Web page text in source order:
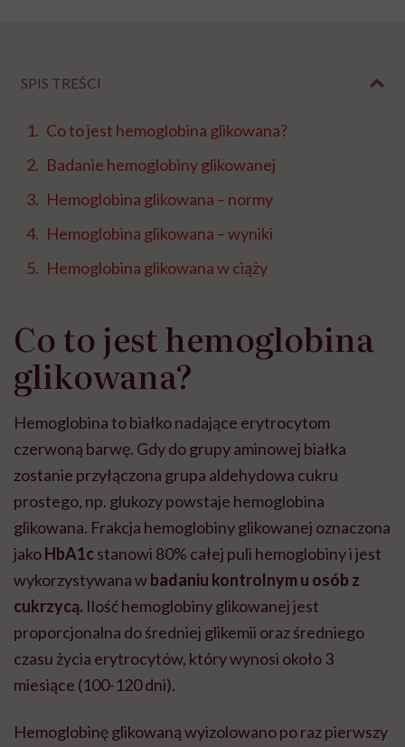
SPIS TREŚCI
Co to jest hemoglobina glikowana?
Badanie hemoglobiny glikowanej
Hemoglobina glikowana – normy
Hemoglobina glikowana – wyniki
Hemoglobina glikowana w ciąży
Co to jest hemoglobina
glikowana?
Hemoglobina to białko nadające erytrocytom
czerwoną barwę. Gdy do grupy aminowej białka
zostanie przyłączona grupa aldehydowa cukru
prostego, np. glukozy powstaje hemoglobina
glikowana. Frakcja hemoglobiny glikowanej oznaczona
jakoHbA1cstanowi 80% całej puli hemoglobiny i jest
wykorzystywana wbadaniu kontrolnym u osób z
cukrzycą. Ilość hemoglobiny glikowanej jest
proporcjonalna do średniej glikemii oraz średniego
czasu życia erytrocytów, który wynosi około 3
miesiące (100-120 dni).
Hemoglobinę glikowaną wyizolowano po raz pierwszy